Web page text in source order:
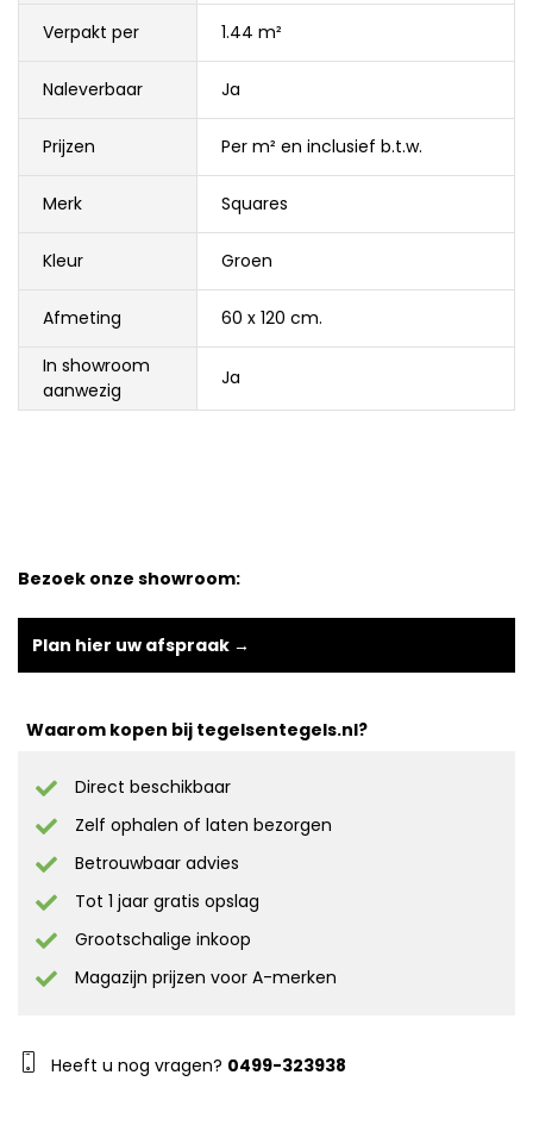
Verpakt per 1.44 m²
Naleverbaar Ja
Prijzen Per m² en inclusief b.t.w.
Merk Squares
Kleur Groen
Afmeting
60 x 120 cm.
In showroom
aanwezig
Ja
Bezoek onze showroom:
Plan hier uw afspraak →
Waarom kopen bij tegelsentegels.nl?
Direct beschikbaar
Zelf ophalen of laten bezorgen
Betrouwbaar advies
Tot 1 jaar gratis opslag
Grootschalige inkoop
Magazijn prijzen voor A-merken
Heeft u nog vragen? 0499-323938